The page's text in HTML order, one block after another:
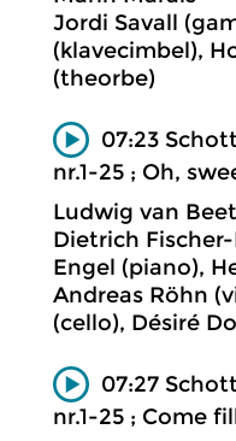
Jordi Savall
(klavecimbel),
(theorbe)
07:23
nr.1-25 ; Oh,
Ludwig van
Dietrich
Engel (piano),
Andreas Röhn
(cello), Désiré
07:27
nr.1-25 ; Come